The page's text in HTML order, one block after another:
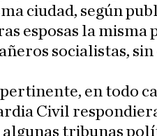
ciudad, según
esposas la misma
socialistas,
en todo
Civil
algunas tribunas